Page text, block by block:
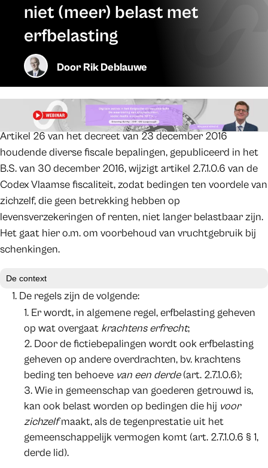
niet (meer) belast met
erfbelasting
DoorRik Deblauwe
Artikel 26 van het decreet van 23 december 2016
houdende diverse fiscale bepalingen, gepubliceerd in het
B.S. van 30 december 2016, wijzigt artikel 2.7.1.0.6 van de
Codex Vlaamse fiscaliteit, zodat bedingen ten voordele van
zichzelf, die geen betrekking hebben op
levensverzekeringen of renten, niet langer belastbaar zijn.
Het gaat hier o.m. om voorbehoud van vruchtgebruik bij
schenkingen.
De context
De regels zijn de volgende:
Er wordt, in algemene regel, erfbelasting geheven
op wat overgaat krachtens erfrecht;
Door de fictiebepalingen wordt ook erfbelasting
geheven op andere overdrachten, bv. krachtens
beding ten behoeve van een derde(art. 2.7.1.0.6);
Wie in gemeenschap van goederen getrouwd is,
kan ook belast worden op bedingen die hij voor
zichzelfmaakt, als de tegenprestatie uit het
gemeenschappelijk vermogen komt (art. 2.7.1.0.6 § 1,
derde lid).